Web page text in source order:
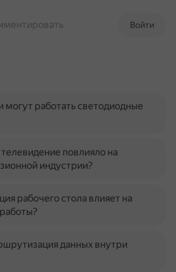
Войти
могут работать светодиодные
повлияло на
индустрии?
рабочего стола влияет на
данных внутри